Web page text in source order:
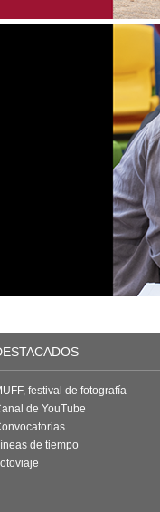
festival de fotografía
de YouTube
de tiempo